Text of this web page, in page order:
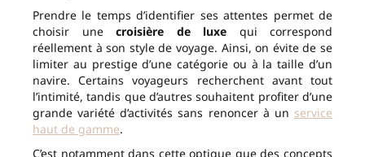
Prendre le temps d’identifier ses attentes permet de
choisir une croisière de luxe qui correspond
réellement à son style de voyage. Ainsi, on évite de se
limiter au prestige d’une catégorie ou à la taille d’un
navire. Certains voyageurs recherchent avant tout
l’intimité, tandis que d’autres souhaitent profiter d’une
grande variété d’activités sans renoncer à un service
haut de gamme.
C’est notamment dans cette optique que des concepts